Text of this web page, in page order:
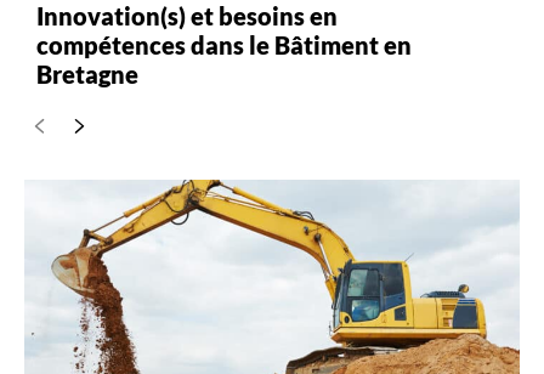
Innovation(s) et besoins en
compétences dans le Bâtiment en
Bretagne